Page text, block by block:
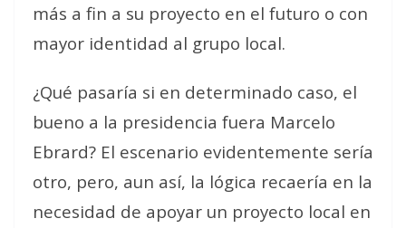
más a fin a su proyecto en el futuro o con
mayor identidad al grupo local.
¿Qué pasaría si en determinado caso, el
bueno a la presidencia fuera Marcelo
Ebrard? El escenario evidentemente sería
otro, pero, aun así, la lógica recaería en la
necesidad de apoyar un proyecto local en